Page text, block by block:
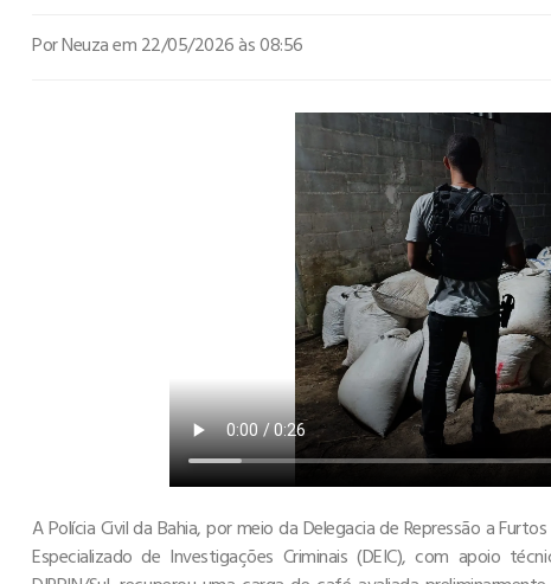
Por Neuzaem 22/05/2026 às 08:56
A Polícia Civil da Bahia, por meio da Delegacia de Repressão a
Especializado de Investigações Criminais (DEIC), com apoio